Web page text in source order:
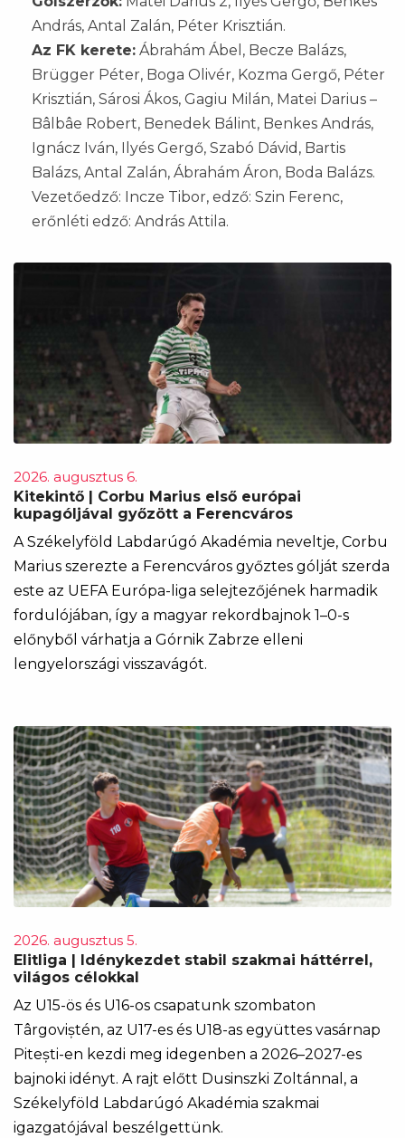
András, Antal Zalán, Péter Krisztián.
Az FK kerete: Ábrahám Ábel, Becze Balázs,
Brügger Péter, Boga Olivér, Kozma Gergő, Péter
Krisztián, Sárosi Ákos, Gagiu Milán, Matei Darius –
Bâlbâe Robert, Benedek Bálint, Benkes András,
Ignácz Iván, Ilyés Gergő, Szabó Dávid, Bartis
Balázs, Antal Zalán, Ábrahám Áron, Boda Balázs.
Vezetőedző: Incze Tibor, edző: Szin Ferenc,
erőnléti edző: András Attila.
2026. augusztus 6.
Kitekintő | Corbu Marius első európai
kupagóljával győzött a Ferencváros
A Székelyföld Labdarúgó Akadémia neveltje, Corbu
Marius szerezte a Ferencváros győztes gólját szerda
este az UEFA Európa-liga selejtezőjének harmadik
fordulójában, így a magyar rekordbajnok 1–0-s
előnyből várhatja a Górnik Zabrze elleni
lengyelországi visszavágót.
2026. augusztus 5.
Elitliga | Idénykezdet stabil szakmai háttérrel,
világos célokkal
Az U15-ös és U16-os csapatunk szombaton
Târgoviștén, az U17-es és U18-as együttes vasárnap
Pitești-en kezdi meg idegenben a 2026–2027-es
bajnoki idényt. A rajt előtt Dusinszki Zoltánnal, a
Székelyföld Labdarúgó Akadémia szakmai
igazgatójával beszélgettünk.